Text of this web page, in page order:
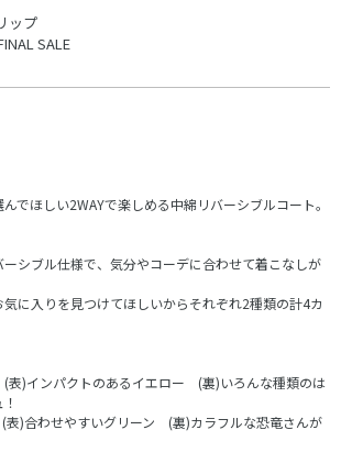
ップ
SALE
でほしい2WAYで楽しめる中綿リバーシブルコート。
シブル仕様で、気分やコーデに合わせて着こなしが
に入りを見つけてほしいからそれぞれ2種類の計4カ
表)インパクトのあるイエロー (裏)いろんな種類のは
表)合わせやすいグリーン (裏)カラフルな恐竜さんが